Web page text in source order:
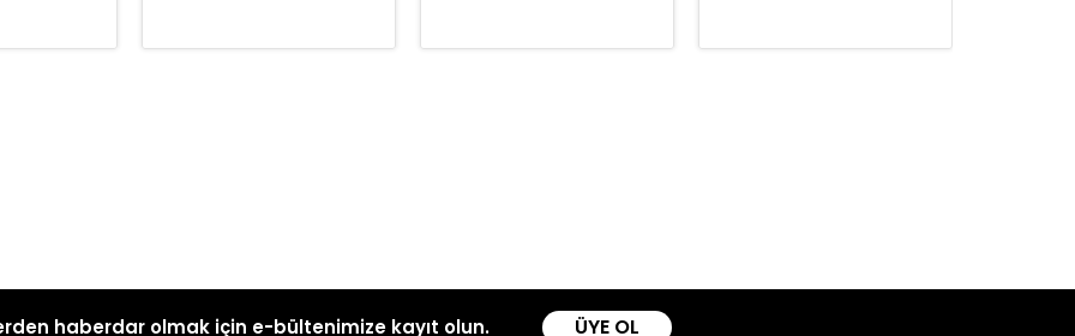
haberdar olmak için e-bültenimize kayıt olun. ÜYE OL